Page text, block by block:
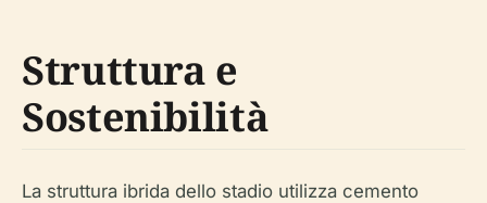
Struttura e
Sostenibilità
La struttura ibrida dello stadio utilizza cemento